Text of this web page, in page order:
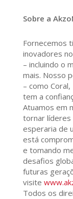
Sobre a
Fornecemos
inovadores
– incluindo o
mais. Nosso
– como
tem a
Atuamos em
tornar líderes
esperaria de
está
e tomando
desafios
futuras
visite
Todos os